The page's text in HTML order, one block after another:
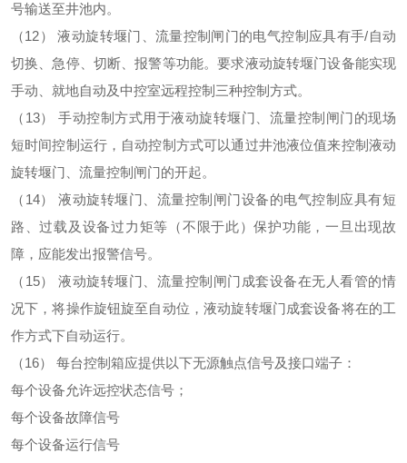
号输送至井池内。
（12）液动旋转堰门、流量控制闸门的电气控制应具有手/自动
切换、急停、切断、报警等功能。要求液动旋转堰门设备能实现
手动、就地自动及中控室远程控制三种控制方式。
（13）手动控制方式用于液动旋转堰门、流量控制闸门的现场
短时间控制运行，自动控制方式可以通过井池液位值来控制液动
旋转堰门、流量控制闸门的开起。
（14）液动旋转堰门、流量控制闸门设备的电气控制应具有短
路、过载及设备过力矩等（不限于此）保护功能，一旦出现故
障，应能发出报警信号。
（15）液动旋转堰门、流量控制闸门成套设备在无人看管的情
况下，将操作旋钮旋至自动位，液动旋转堰门成套设备将在的工
作方式下自动运行。
（16） 每台控制箱应提供以下无源触点信号及接口端子：
每个设备允许远控状态信号；
每个设备故障信号
每个设备运行信号